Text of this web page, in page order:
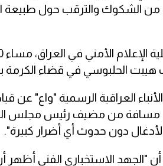
الشكوك والترقب حول طبيعة
الحلبوسي في قضاء الكرمة
العراقية الرسمية "واع"
من مضيف رئيس مجلس النواب
دون حدوث أي أضرار كبيرة".
أن "الجهد الاستخباري الفني